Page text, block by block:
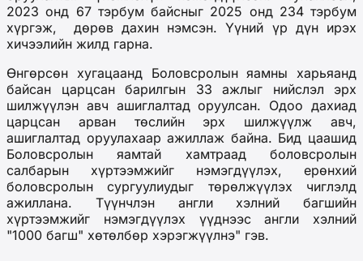
2023 онд 67 тэрбум байсныг 2025 онд 234 тэрбум
хүргэж, дөрөв дахин нэмсэн. Үүний үр дүн ирэх
хичээлийн жилд гарна.
Өнгөрсөн хугацаанд Боловсролын яамны харьяанд
байсан царцсан барилгын 33 ажлыг нийслэл эрх
шилжүүлэн авч ашиглалтад оруулсан. Одоо дахиад
царцсан арван төслийн эрх шилжүүлж авч,
ашиглалтад оруулахаар ажиллаж байна. Бид цаашид
Боловсролын яамтай хамтраад боловсролын
салбарын хүртээмжийг нэмэгдүүлэх, ерөнхий
боловсролын сургуулиудыг төрөлжүүлэх чиглэлд
ажиллана. Түүнчлэн англи хэлний багшийн
хүртээмжийг нэмэгдүүлэх үүднээс англи хэлний
"1000 багш" хөтөлбөр хэрэгжүүлнэ" гэв.